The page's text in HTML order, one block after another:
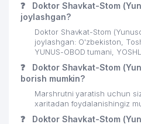
❓
Doktor Shavkat-Stom
joylashgan?
Doktor Shavkat-Stom
joylashgan: O'zbekiston,
YUNUS-OBOD tumani,
❓
Doktor Shavkat-Stom
borish mumkin?
Marshrutni yaratish uchun
xaritadan foydalanishingiz
❓
Doktor Shavkat-Stom